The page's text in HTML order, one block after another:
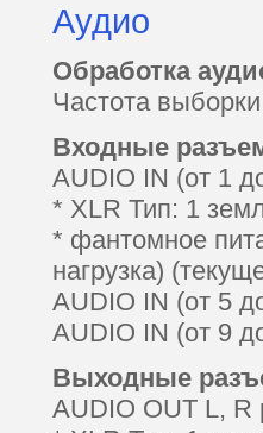
Аудио
Обработка
Частота
Входные
AUDIO IN (от 1
* XLR Тип: 1
* фантомное
нагрузка)
AUDIO IN (от 5
AUDIO IN (от 9
Выходные
AUDIO OUT L,